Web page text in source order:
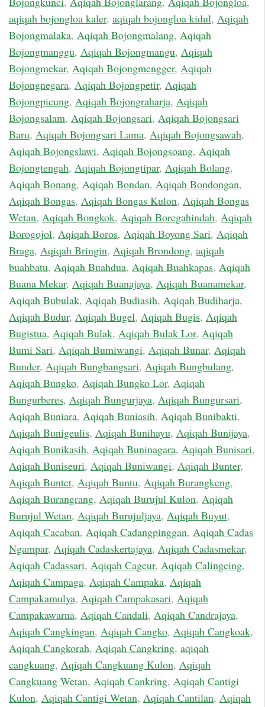
aqiqah bojongloa kaler, aqiqah bojongloa kidul, Aqiqah
Bojongmalaka, Aqiqah Bojongmalang, Aqiqah
Bojongmanggu, Aqiqah Bojongmangu, Aqiqah
Bojongmekar, Aqiqah Bojongmengger, Aqiqah
Bojongnegara, Aqiqah Bojongpetir, Aqiqah
Bojongpicung, Aqiqah Bojongraharja, Aqiqah
Bojongsalam, Aqiqah Bojongsari, Aqiqah Bojongsari
Baru, Aqiqah Bojongsari Lama, Aqiqah Bojongsawah,
Aqiqah Bojongslawi, Aqiqah Bojongsoang, Aqiqah
Bojongtengah, Aqiqah Bojongtipar, Aqiqah Bolang,
Aqiqah Bonang, Aqiqah Bondan, Aqiqah Bondongan,
Aqiqah Bongas, Aqiqah Bongas Kulon, Aqiqah Bongas
Wetan, Aqiqah Bongkok, Aqiqah Boregahindah, Aqiqah
Borogojol, Aqiqah Boros, Aqiqah Boyong Sari, Aqiqah
Braga, Aqiqah Bringin, Aqiqah Brondong, aqiqah
buahbatu, Aqiqah Buahdua, Aqiqah Buahkapas, Aqiqah
Buana Mekar, Aqiqah Buanajaya, Aqiqah Buanamekar,
Aqiqah Bubulak, Aqiqah Budiasih, Aqiqah Budiharja,
Aqiqah Budur, Aqiqah Bugel, Aqiqah Bugis, Aqiqah
Bugistua, Aqiqah Bulak, Aqiqah Bulak Lor, Aqiqah
Bumi Sari, Aqiqah Bumiwangi, Aqiqah Bunar, Aqiqah
Bunder, Aqiqah Bungbangsari, Aqiqah Bungbulang,
Aqiqah Bungko, Aqiqah Bungko Lor, Aqiqah
Bungurberes, Aqiqah Bungurjaya, Aqiqah Bungursari,
Aqiqah Buniara, Aqiqah Buniasih, Aqiqah Bunibakti,
Aqiqah Bunigeulis, Aqiqah Bunihayu, Aqiqah Bunijaya,
Aqiqah Bunikasih, Aqiqah Buninagara, Aqiqah Bunisari,
Aqiqah Buniseuri, Aqiqah Buniwangi, Aqiqah Bunter,
Aqiqah Buntet, Aqiqah Buntu, Aqiqah Burangkeng,
Aqiqah Burangrang, Aqiqah Burujul Kulon, Aqiqah
Burujul Wetan, Aqiqah Burujuljaya, Aqiqah Buyut,
Aqiqah Cacaban, Aqiqah Cadangpinggan, Aqiqah Cadas
Ngampar, Aqiqah Cadaskertajaya, Aqiqah Cadasmekar,
Aqiqah Cadassari, Aqiqah Cageur, Aqiqah Calingcing,
Aqiqah Campaga, Aqiqah Campaka, Aqiqah
Campakamulya, Aqiqah Campakasari, Aqiqah
Campakawarna, Aqiqah Candali, Aqiqah Candrajaya,
Aqiqah Cangkingan, Aqiqah Cangko, Aqiqah Cangkoak,
Aqiqah Cangkorah, Aqiqah Cangkring, aqiqah
cangkuang, Aqiqah Cangkuang Kulon, Aqiqah
Cangkuang Wetan, Aqiqah Cankring, Aqiqah Cantigi
Kulon, Aqiqah Cantigi Wetan, Aqiqah Cantilan, Aqiqah